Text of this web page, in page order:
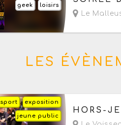
loisirs
geek
Le
LES
exposition
sport
jeune public
Du mardi
HORS-